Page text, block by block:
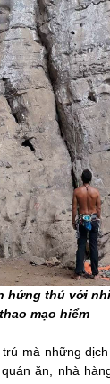
hứng thú với
thao mạo hiểm
mà những
ăn, nhà